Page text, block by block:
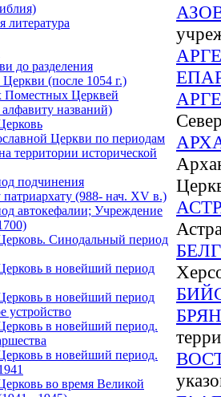
литература
до разделения
(после 1054 г.)
Поместных Церквей
названий)
Церкви по периодам
территории исторической
подчинения
(988- нач. XV в.)
автокефалии; Учреждение
Синодальный период
в новейший период
в новейший период
устройство
в новейший период.
в новейший период.
во время Великой